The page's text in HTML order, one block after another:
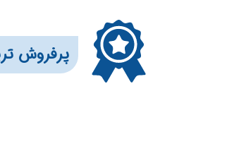
​​​پرفروش